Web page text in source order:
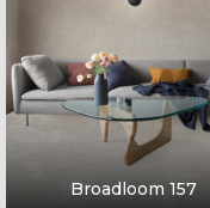
Broadloom 157